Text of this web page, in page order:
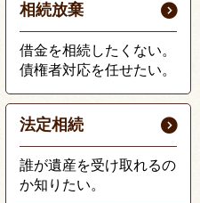
相続放棄
借金を相続したくない。
債権者対応を任せたい。
法定相続
誰が遺産を受け取れるの
か知りたい。